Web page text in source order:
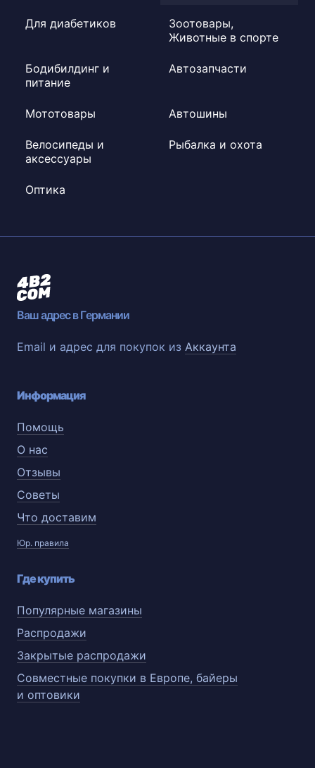
Для диабетиков
Зоотовары,
Животные в спорте
Бодибилдинг и
питание
Автозапчасти
Мототовары Автошины
Велосипеды и
аксессуары
Рыбалка и охота
Оптика
Ваш адрес в Германии
Email и адрес для покупок из Аккаунта
Информация
Помощь
О нас
Отзывы
Советы
Что доставим
Юр. правила
Где купить
Популярные магазины
Распродажи
Закрытые распродажи
Совместные покупки в Европе, байеры
и оптовики